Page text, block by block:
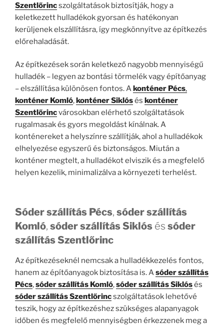
Szentlőrincszolgáltatások biztosítják, hogy a
keletkezett hulladékok gyorsan és hatékonyan
kerüljenek elszállításra, így megkönnyítve az építkezés
előrehaladását.
Az építkezések során keletkező nagyobb mennyiségű
hulladék – legyen az bontási törmelék vagy építőanyag
– elszállítása különösen fontos. A konténer Pécs,
konténer Komló, konténer Siklósés konténer
Szentlőrincvárosokban elérhető szolgáltatások
rugalmasak és gyors megoldást kínálnak. A
konténereket a helyszínre szállítják, ahol a hulladékok
elhelyezése egyszerű és biztonságos. Miután a
konténer megtelt, a hulladékot elviszik és a megfelelő
helyen kezelik, minimalizálva a környezeti terhelést.
Sóder szállítás Pécs, sóder szállítás
Komló, sóder szállítás Siklós és sóder
szállítás Szentlőrinc
Az építkezéseknél nemcsak a hulladékkezelés fontos,
hanem az építőanyagok biztosítása is. Asóder szállítás
Pécs,sóder szállítás Komló,sóder szállítás Siklósés
sóder szállítás Szentlőrincszolgáltatások lehetővé
teszik, hogy az építkezéshez szükséges alapanyagok
időben és megfelelő mennyiségben érkezzenek meg a